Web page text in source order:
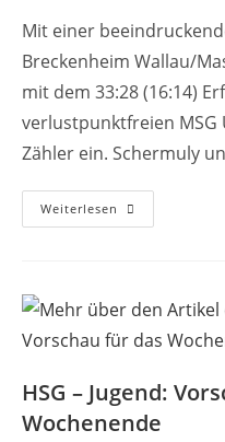
Mit einer
Breckenheim Wallau/
mit dem 33:28 (16:14)
verlustpunktfreien
Zähler ein. Schermuly
Weiterlesen
HSG – Jugend:
Wochenende